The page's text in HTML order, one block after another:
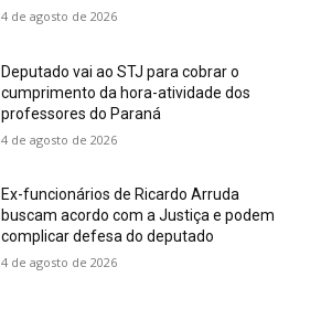
4 de agosto de 2026
Deputado vai ao STJ para cobrar o
cumprimento da hora-atividade dos
professores do Paraná
4 de agosto de 2026
Ex-funcionários de Ricardo Arruda
buscam acordo com a Justiça e podem
complicar defesa do deputado
4 de agosto de 2026